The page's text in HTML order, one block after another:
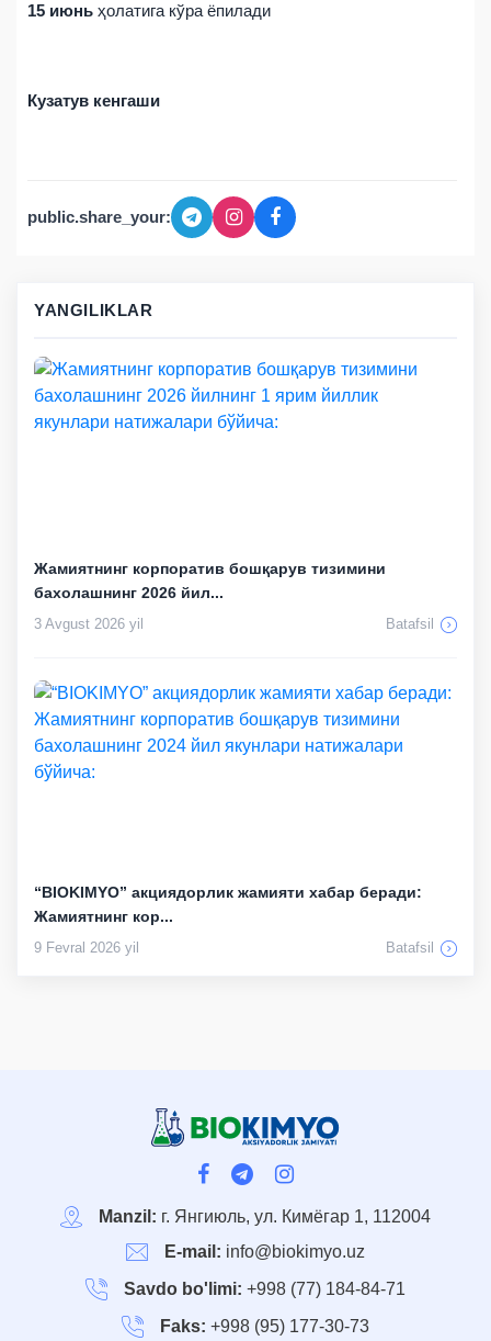
15 июнь ҳолатига кўра ёпилади
Кузатув кенгаши
public.share_your:
YANGILIKLAR
Жамиятнинг корпоратив бошқарув тизимини
бахолашнинг 2026 йил...
3 Avgust 2026 yil Batafsil
“BIOKIMYO” акциядорлик жамияти хабар беради:
Жамиятнинг кор...
9 Fevral 2026 yil Batafsil
Manzil: г. Янгиюль, ул. Кимёгар 1, 112004
E-mail: info@biokimyo.uz
Savdo bo'limi: +998 (77) 184-84-71
Faks: +998 (95) 177-30-73